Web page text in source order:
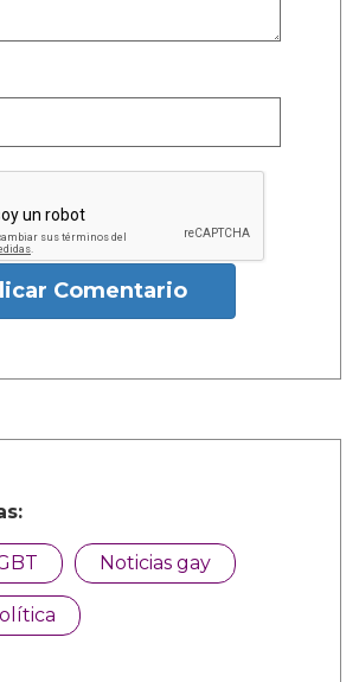
Comentario
Noticias gay